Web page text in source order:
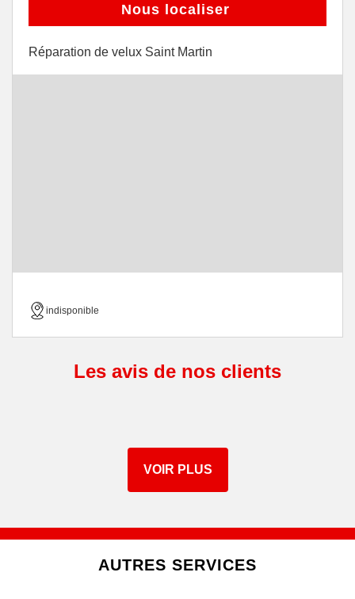
Nous localiser
Réparation de velux Saint Martin
indisponible
Les avis de nos clients
VOIR PLUS
AUTRES SERVICES